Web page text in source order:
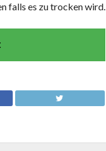
falls es zu trocken wird.